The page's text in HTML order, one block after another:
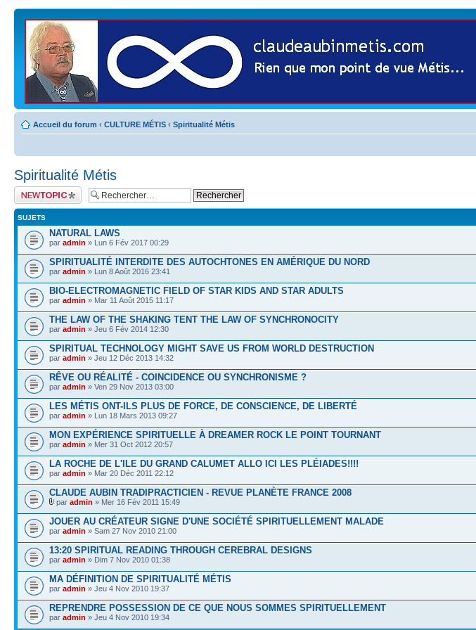
Accueil du forum ‹ CULTURE MÉTIS ‹ Spiritualité Métis
Spiritualité Métis
Publier un nouveau
sujet
SUJETS
NATURAL LAWS
par admin » Lun 6 Fév 2017 00:29
SPIRITUALITÉ INTERDITE DES AUTOCHTONES EN AMÉRIQUE DU NORD
par admin » Lun 8 Août 2016 23:41
BIO-ELECTROMAGNETIC FIELD OF STAR KIDS AND STAR ADULTS
par admin » Mar 11 Août 2015 11:17
THE LAW OF THE SHAKING TENT THE LAW OF SYNCHRONOCITY
par admin » Jeu 6 Fév 2014 12:30
SPIRITUAL TECHNOLOGY MIGHT SAVE US FROM WORLD DESTRUCTION
par admin » Jeu 12 Déc 2013 14:32
RÊVE OU RÉALITÉ - COINCIDENCE OU SYNCHRONISME ?
par admin » Ven 29 Nov 2013 03:00
LES MÉTIS ONT-ILS PLUS DE FORCE, DE CONSCIENCE, DE LIBERTÉ
par admin » Lun 18 Mars 2013 09:27
MON EXPÉRIENCE SPIRITUELLE À DREAMER ROCK LE POINT TOURNANT
par admin » Mer 31 Oct 2012 20:57
LA ROCHE DE L'ILE DU GRAND CALUMET ALLO ICI LES PLÉIADES!!!!
par admin » Mar 20 Déc 2011 22:12
CLAUDE AUBIN TRADIPRACTICIEN - REVUE PLANÈTE FRANCE 2008
par admin » Mer 16 Fév 2011 15:49
JOUER AU CRÉATEUR SIGNE D'UNE SOCIÉTÉ SPIRITUELLEMENT MALADE
par admin » Sam 27 Nov 2010 21:00
13:20 SPIRITUAL READING THROUGH CEREBRAL DESIGNS
par admin » Dim 7 Nov 2010 01:38
MA DÉFINITION DE SPIRITUALITÉ MÉTIS
par admin » Jeu 4 Nov 2010 19:37
REPRENDRE POSSESSION DE CE QUE NOUS SOMMES SPIRITUELLEMENT
par admin » Jeu 4 Nov 2010 19:34